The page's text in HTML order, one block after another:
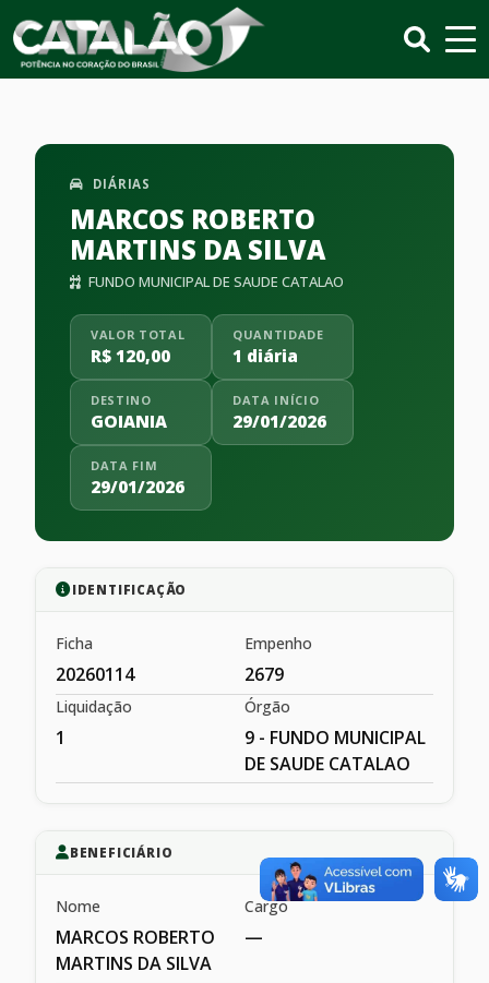
DIÁRIAS
MARCOS ROBERTO
MARTINS DA SILVA
FUNDO MUNICIPAL DE SAUDE CATALAO
VALOR TOTAL
R$ 120,00
QUANTIDADE
1 diária
DESTINO
GOIANIA
DATA INÍCIO
29/01/2026
DATA FIM
29/01/2026
IDENTIFICAÇÃO
Ficha
20260114
Empenho
2679
Liquidação
1
Órgão
9 - FUNDO MUNICIPAL
DE SAUDE CATALAO
BENEFICIÁRIO
Nome
MARCOS ROBERTO
MARTINS DA SILVA
Cargo
—